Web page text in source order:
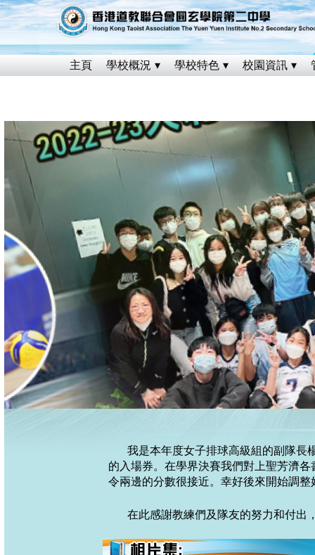
主頁 學校概況 學校特色 校園資訊
我是本年度女子排球高級組的副隊長
的入場券。在學界決賽我們對上聖芳濟
令兩邊的分數很接近。幸好後來開始調
在此感謝教練們及隊友的努力和付出